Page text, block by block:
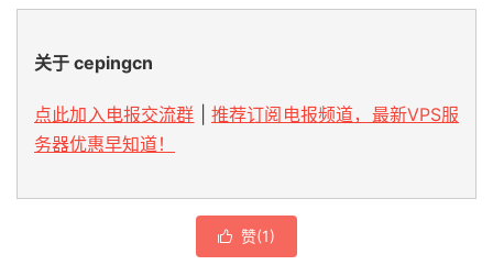
关于 cepingcn
点此加入电报交流群
推荐订阅电报频道，最新VPS服
务器优惠早知道！
 赞(1)